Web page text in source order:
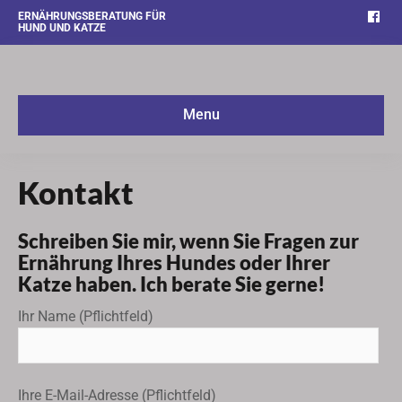
ERNÄHRUNGSBERATUNG FÜR
HUND UND KATZE
Menu
Kontakt
Schreiben Sie mir, wenn Sie Fragen zur
Ernährung Ihres Hundes oder Ihrer
Katze haben. Ich berate Sie gerne!
Ihr Name (Pflichtfeld)
Ihre E-Mail-Adresse (Pflichtfeld)